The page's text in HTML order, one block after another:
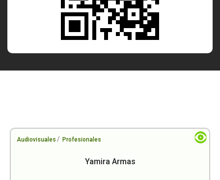
Audiovisuales / Profesionales
Yamira Armas